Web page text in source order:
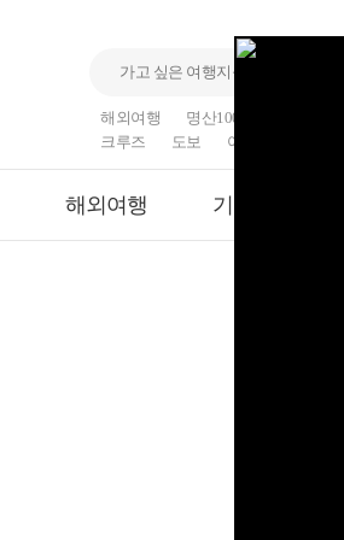
해외여행 명산100
크루즈
도보 여행
해외여행 기차여행